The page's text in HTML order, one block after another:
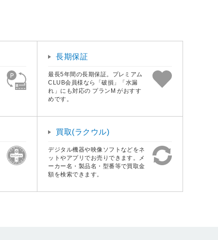
長期保証
最長5年間の長期保証。プレミアム
CLUB会員様なら「破損」「水漏
れ」にも対応の プランM がおすす
めです。
買取(ラクウル)
デジタル機器や映像ソフトなどをネ
ットやアプリでお売りできます。メ
ーカー名・製品名・型番等で買取金
額を検索できます。